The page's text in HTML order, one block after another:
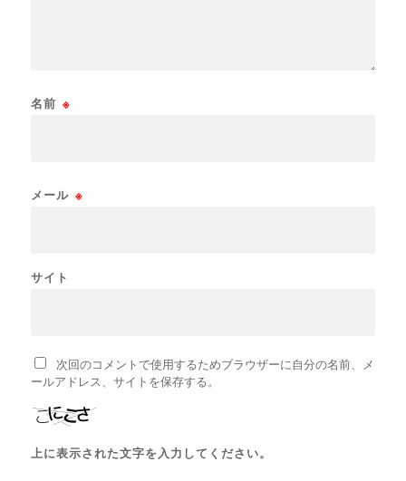
名前 ※
メール ※
サイト
次回のコメントで使用するためブラウザーに自分の名前、メ
ールアドレス、サイトを保存する。
上に表示された文字を入力してください。